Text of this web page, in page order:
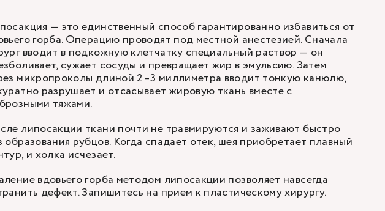
— это единственный способ гарантированно избавиться от
горба. Операцию проводят под местной анестезией. Сначала
вводит в подкожную клетчатку специальный раствор — он
сужает сосуды и превращает жир в эмульсию. Затем
микропроколы длиной 2–3 миллиметра вводит тонкую канюлю,
разрушает и отсасывает жировую ткань вместе с
тяжами.
липосакции ткани почти не травмируются и заживают быстро
образования рубцов. Когда спадает отек, шея приобретает плавный
и холка исчезает.
вдовьего горба методом липосакции позволяет навсегда
дефект. Запишитесь на прием к пластическому хирургу.